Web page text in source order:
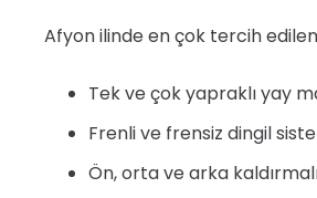
Afyon ilinde en çok tercih
Tek ve çok yapraklı yay
Frenli ve frensiz dingil
Ön, orta ve arka